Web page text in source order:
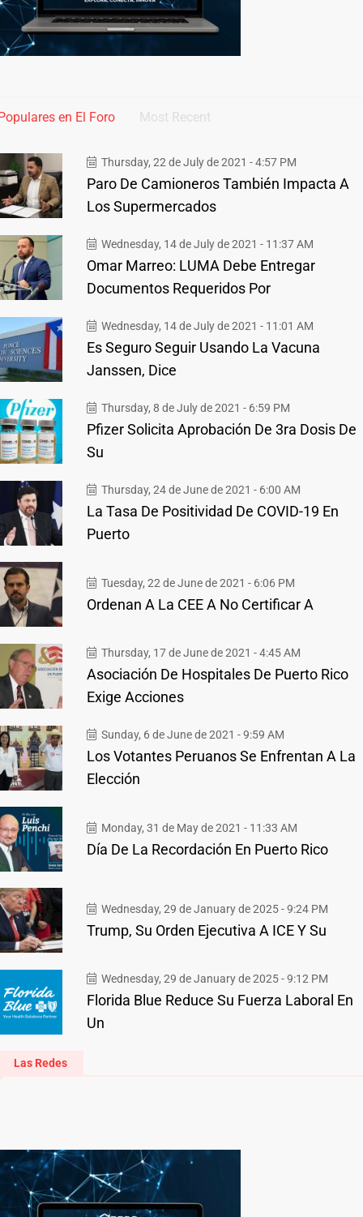
en El Foro Most Recent
Thursday, 22 de July de 2021 - 4:57 PM
Paro De Camioneros También Impacta A
Los Supermercados
Wednesday, 14 de July de 2021 - 11:37 AM
Omar Marreo: LUMA Debe Entregar
Documentos Requeridos Por
Wednesday, 14 de July de 2021 - 11:01 AM
Es Seguro Seguir Usando La Vacuna
Janssen, Dice
Thursday, 8 de July de 2021 - 6:59 PM
Pfizer Solicita Aprobación De 3ra Dosis De
Su
Thursday, 24 de June de 2021 - 6:00 AM
La Tasa De Positividad De COVID-19 En
Puerto
Tuesday, 22 de June de 2021 - 6:06 PM
Ordenan A La CEE A No Certificar A
Thursday, 17 de June de 2021 - 4:45 AM
Asociación De Hospitales De Puerto Rico
Exige Acciones
Sunday, 6 de June de 2021 - 9:59 AM
Los Votantes Peruanos Se Enfrentan A La
Elección
Monday, 31 de May de 2021 - 11:33 AM
Día De La Recordación En Puerto Rico
Wednesday, 29 de January de 2025 - 9:24 PM
Trump, Su Orden Ejecutiva A ICE Y Su
Wednesday, 29 de January de 2025 - 9:12 PM
Florida Blue Reduce Su Fuerza Laboral En
Un
Las Redes